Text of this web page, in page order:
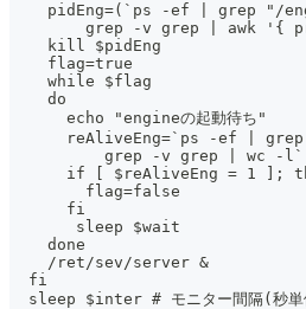
pidEng=(`ps -ef | grep "/
grep -v grep | awk '{
    kill $pidEng
    flag=true
    while $flag
    do
      echo "engineの起動待ち"
reAliveEng=`ps -ef | grep
          grep -v grep | wc -l`
if [ $reAliveEng = 1 ];
        flag=false
      fi
       sleep $wait
    done
    /ret/sev/server &
  fi
sleep $inter # モニター間隔(秒単